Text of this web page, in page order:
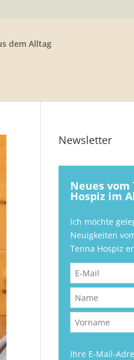
dem Alltag
Newsletter
Neues vom
Hospiz im
Ich möchte
Neuigkeiten
Tenna Hospiz
Ihre E-Mail-